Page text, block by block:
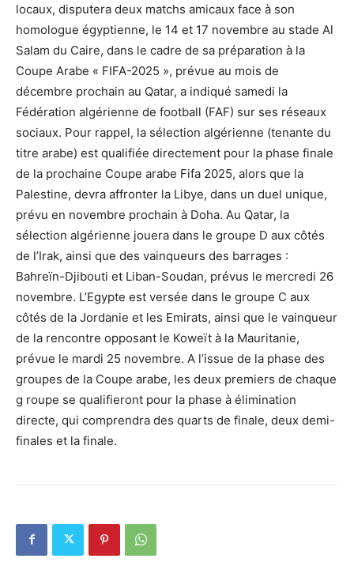
locaux, disputera deux matchs amicaux face à son
homologue égyptienne, le 14 et 17 novembre au stade Al
Salam du Caire, dans le cadre de sa préparation à la
Coupe Arabe « FIFA-2025 », prévue au mois de
décembre prochain au Qatar, a indiqué samedi la
Fédération algérienne de football (FAF) sur ses réseaux
sociaux. Pour rappel, la sélection algérienne (tenante du
titre arabe) est qualifiée directement pour la phase finale
de la prochaine Coupe arabe Fifa 2025, alors que la
Palestine, devra affronter la Libye, dans un duel unique,
prévu en novembre prochain à Doha. Au Qatar, la
sélection algérienne jouera dans le groupe D aux côtés
de l’Irak, ainsi que des vainqueurs des barrages :
Bahreïn-Djibouti et Liban-Soudan, prévus le mercredi 26
novembre. L’Egypte est versée dans le groupe C aux
côtés de la Jordanie et les Emirats, ainsi que le vainqueur
de la rencontre opposant le Koweït à la Mauritanie,
prévue le mardi 25 novembre. A l’issue de la phase des
groupes de la Coupe arabe, les deux premiers de chaque
g roupe se qualifieront pour la phase à élimination
directe, qui comprendra des quarts de finale, deux demi-
finales et la finale.